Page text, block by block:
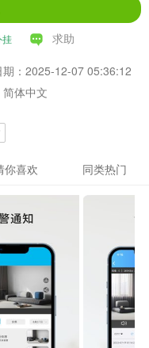
挂 求助
期：2025-12-07 05:36:12
体中文
你喜欢 同类热门